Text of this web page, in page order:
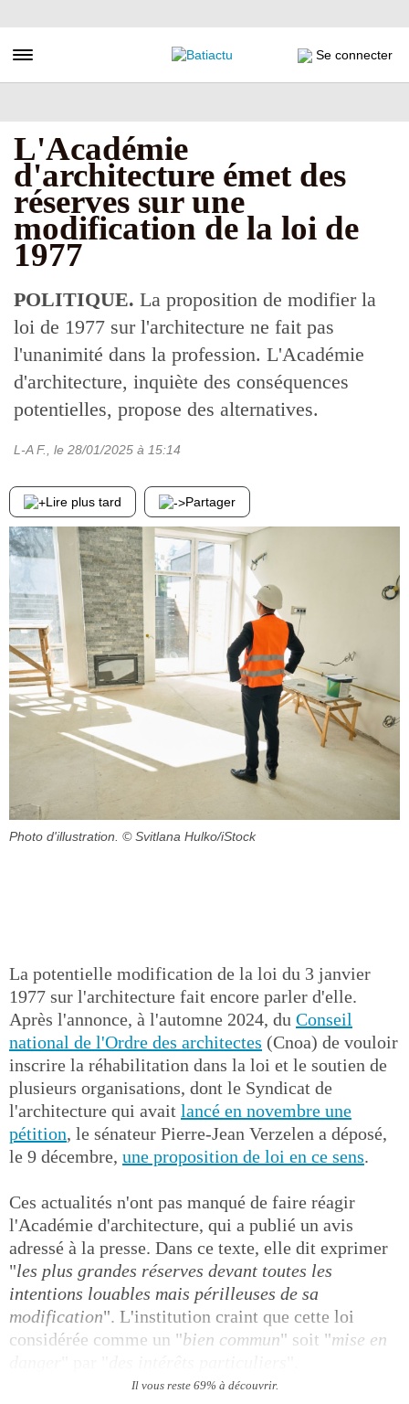
au
principal
Toggle navigation Se connecter
L'Académie
d'architecture émet des
réserves sur une
modification de la loi de
1977
POLITIQUE. La proposition de modifier la
loi de 1977 sur l'architecture ne fait pas
l'unanimité dans la profession. L'Académie
d'architecture, inquiète des conséquences
potentielles, propose des alternatives.
L-A F. , le 28/01/2025 à 15:14
Lire plus tard Partager
Photo d'illustration. © Svitlana Hulko/iStock
La potentielle modification de la loi du 3 janvier
1977 sur l'architecture fait encore parler d'elle.
Après l'annonce, à l'automne 2024, du Conseil
national de l'Ordre des architectes (Cnoa) de vouloir
inscrire la réhabilitation dans la loi et le soutien de
plusieurs organisations, dont le Syndicat de
l'architecture qui avait lancé en novembre une
pétition, le sénateur Pierre-Jean Verzelen a déposé,
le 9 décembre, une proposition de loi en ce sens.
Ces actualités n'ont pas manqué de faire réagir
l'Académie d'architecture, qui a publié un avis
adressé à la presse. Dans ce texte, elle dit exprimer
"les plus grandes réserves devant toutes les
intentions louables mais périlleuses de sa
modification". L'institution craint que cette loi
considérée comme un "bien commun" soit "mise en
Il vous reste 69% à découvrir.